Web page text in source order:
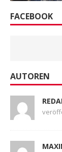
FACEBOOK
AUTOREN